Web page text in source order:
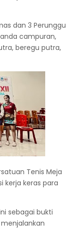
dan 3 Perunggu
campuran,
beregu putra,
Tenis Meja
kerja keras para
sebagai bukti